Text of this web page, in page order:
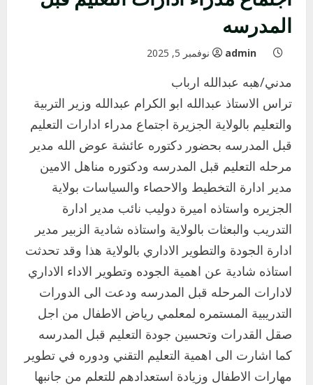
المدرسه
admin نوفمبر 5, 2025
مدني/هبه عبدالله ارباب
تراس الاستاذ عبدالله ابو الكرام عبدالله وزير التربية
والتعليم بالولاية الجزيرة اجتماع مدراء ادارات التعليم
قبل المدرسه بحضور دكتوره عائشة عوض الله مدير
مرحله التعليم قبل المدرسه ودكتوره مناهل الامين
مدير ادارة التخطيط والاحصاء والسياسات بولاية
الجزيره واستاذه اميرة دوليب نائب مدير ادارة
التدريب والبعثات بالولاية واستاذه شادية الزبير مدير
ادارة الجودة والتطوير الاداري بالولاية هذا وقد تحدثت
استاذه شادية عن اهمية الجوده وتطوير الاداء الاداري
لادارات المرحله قبل المدرسه ودعت الى الدورات
التدريبية المستمره لمعلمي رياض الاطفال من اجل
صقل القدرات وتحسين جودة التعليم قبل المدرسه
كما اشارت الى اهمية التعليم التقني ودوره في تطوير
مهارات الاطفال وزيادة استعدادهم للتعلم من جانبها